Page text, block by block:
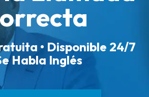
• Disponible 24/7
Habla Inglés